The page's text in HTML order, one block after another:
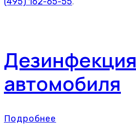
Дезинфекция
автомобиля
Подробнее